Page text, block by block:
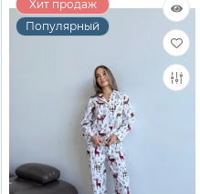
Хит продаж
Популярный